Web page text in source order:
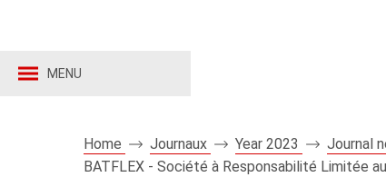
MENU
Home Journaux Year 2023
Journal
BATFLEX - Société à Responsabilité Limitée